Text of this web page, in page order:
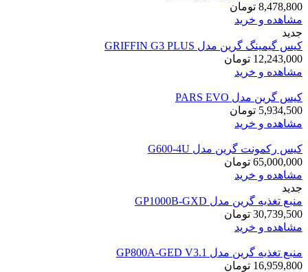
8,478,800 تومان
مشاهده و خرید
جدید
کیس گیمینگ گرین مدل GRIFFIN G3 PLUS
12,243,000 تومان
مشاهده و خرید
کیس گرین مدل PARS EVO
5,934,500 تومان
مشاهده و خرید
کیس رکمونت گرین مدل G600-4U
65,000,000 تومان
مشاهده و خرید
جدید
منبع تغذیه گرین مدل GP1000B-GXD
30,739,500 تومان
مشاهده و خرید
منبع تغذیه گرین مدل GP800A-GED V3.1
16,959,800 تومان